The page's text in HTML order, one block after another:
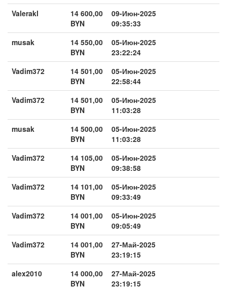
Valerakl
14 600,00
BYN
09-Июн-2025
09:35:33
musak
14 550,00
BYN
05-Июн-2025
23:22:24
Vadim372
14 501,00
BYN
05-Июн-2025
22:58:44
Vadim372
14 501,00
BYN
05-Июн-2025
11:03:28
musak
14 500,00
BYN
05-Июн-2025
11:03:28
Vadim372
14 105,00
BYN
05-Июн-2025
09:38:58
Vadim372
14 101,00
BYN
05-Июн-2025
09:33:49
Vadim372
14 001,00
BYN
05-Июн-2025
09:05:49
Vadim372
14 001,00
BYN
27-Май-2025
23:19:15
alex2010
14 000,00
BYN
27-Май-2025
23:19:15